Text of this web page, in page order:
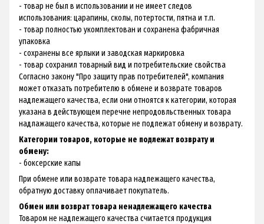
- товар не был в использовании и не имеет следов
использования: царапины, сколы, потертости, пятна и т.п.
- товар полностью укомплектован и сохранена фабричная
упаковка
- сохранены все ярлыки и заводская маркировка
- товар сохранил товарный вид и потребительские свойства
Согласно закону "Про защиту прав потребителей", компания
может отказать потребителю в обмене и возврате товаров
надлежащего качества, если они отноятся к категории, которая
указана в действующем перечне непродовльственных товара
надлажащего качества, которые не подлежат обмену и возврату.
Категории товаров, которые не подлежат возврату и
обмену:
- боксерские капы
При обмене или возврате товара надлежащего качества,
обратную доставку оплачивает покупатель.
Обмен или возврат товара ненадлежащего качества
Товаром не надлежащего качества считается продукция